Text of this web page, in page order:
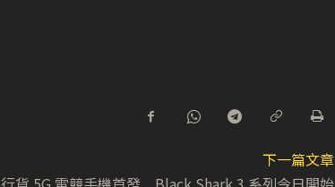
下一篇文章